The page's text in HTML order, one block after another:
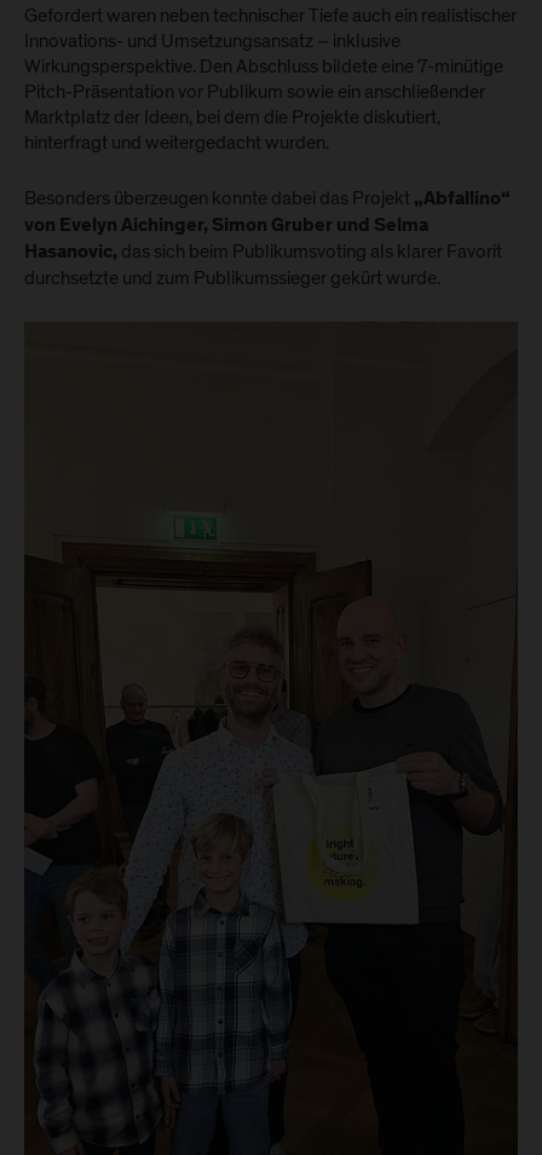
Gefordert waren neben technischer Tiefe auch ein realistischer
Innovations- und Umsetzungsansatz – inklusive
Wirkungsperspektive. Den Abschluss bildete eine 7-minütige
Pitch-Präsentation vor Publikum sowie ein anschließender
Marktplatz der Ideen, bei dem die Projekte diskutiert,
hinterfragt und weitergedacht wurden.
Besonders überzeugen konnte dabei das Projekt „Abfallino“
von Evelyn Aichinger, Simon Gruber und Selma
Hasanovic, das sich beim Publikumsvoting als klarer Favorit
durchsetzte und zum Publikumssieger gekürt wurde.